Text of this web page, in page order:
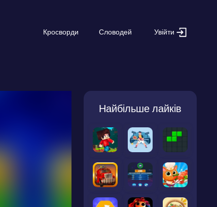
Кросворди Словодей Увійти
Найбільше лайків